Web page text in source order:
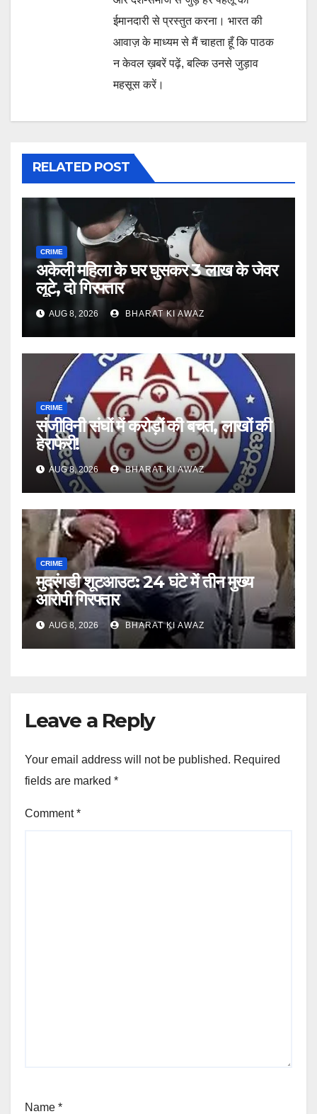
ईमानदारी से प्रस्तुत करना। भारत की
आवाज़ के माध्यम से मैं चाहता हूँ कि पाठक
न केवल ख़बरें पढ़ें, बल्कि उनसे जुड़ाव
महसूस करें।
RELATED POST
CRIME
अकेली महिला के घर घुसकर 3 लाख के जेवर
लूटे, दो गिरफ्तार
AUG 8, 2026 BHARAT KI AWAZ
CRIME
संजीविनी संघों में करोड़ों की बचत, लाखों की
हेराफेरी!
AUG 8, 2026 BHARAT KI AWAZ
CRIME
मुदरंगडी शूटआउट: 24 घंटे में तीन मुख्य
आरोपी गिरफ्तार
AUG 8, 2026 BHARAT KI AWAZ
Leave a Reply
Your email address will not be published. Required
fields are marked *
Comment*
Name *